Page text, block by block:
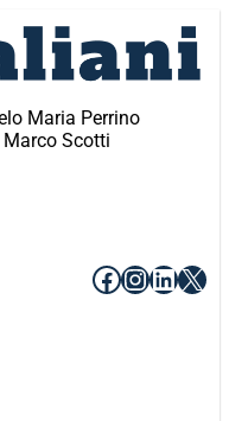
Maria Perrino
Scotti
Facebook
X